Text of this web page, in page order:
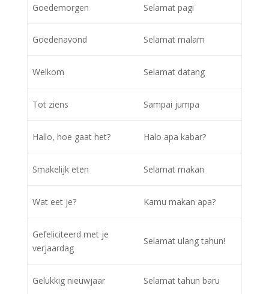
Goedemorgen Selamat pagi
Goedenavond Selamat malam
Welkom Selamat datang
Tot ziens Sampai jumpa
Hallo, hoe gaat het? Halo apa kabar?
Smakelijk eten Selamat makan
Wat eet je? Kamu makan apa?
Gefeliciteerd met je
verjaardag
Selamat ulang tahun!
Gelukkig nieuwjaar Selamat tahun baru